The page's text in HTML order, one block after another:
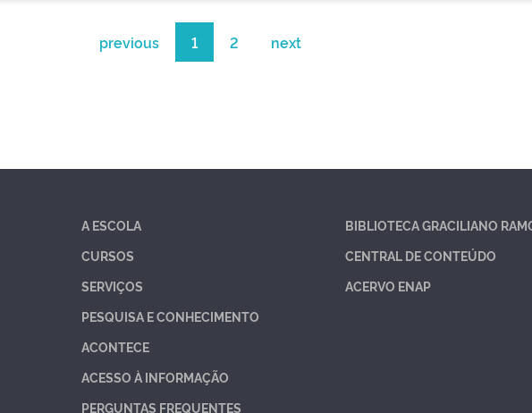
previous 1 2 next
A ESCOLA
CURSOS
SERVIÇOS
PESQUISA E CONHECIMENTO
ACONTECE
ACESSO À INFORMAÇÃO
PERGUNTAS FREQUENTES
BIBLIOTECA GRACILIANO
CENTRAL DE CONTEÚDO
ACERVO ENAP